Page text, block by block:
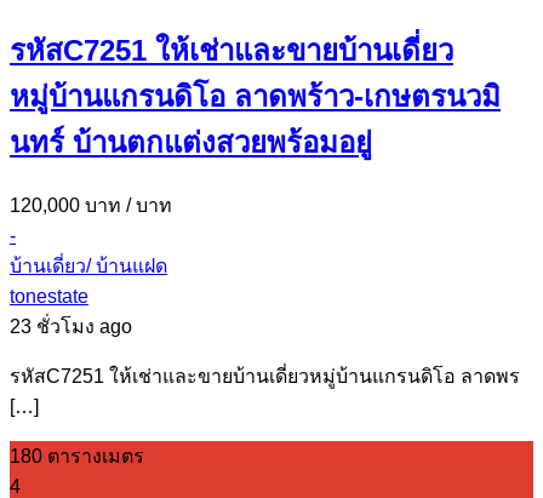
รหัสC7251 ให้เช่าและขายบ้านเดี่ยว
หมู่บ้านแกรนดิโอ ลาดพร้าว-เกษตรนวมิ
นทร์ บ้านตกแต่งสวยพร้อมอยู่
120,000 บาท / บาท
-
บ้านเดี่ยว/ บ้านแฝด
tonestate
23 ชั่วโมง ago
รหัสC7251 ให้เช่าและขายบ้านเดี่ยวหมู่บ้านแกรนดิโอ ลาดพร
[…]
180 ตารางเมตร
4